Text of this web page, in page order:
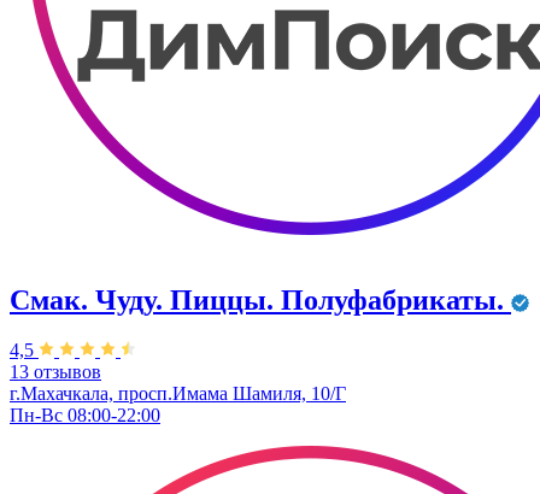
Смак. Чуду. Пиццы. Полуфабрикаты.
4,5
13 отзывов
г.Махачкала, просп.Имама Шамиля, 10/Г
Пн-Вс 08:00-22:00